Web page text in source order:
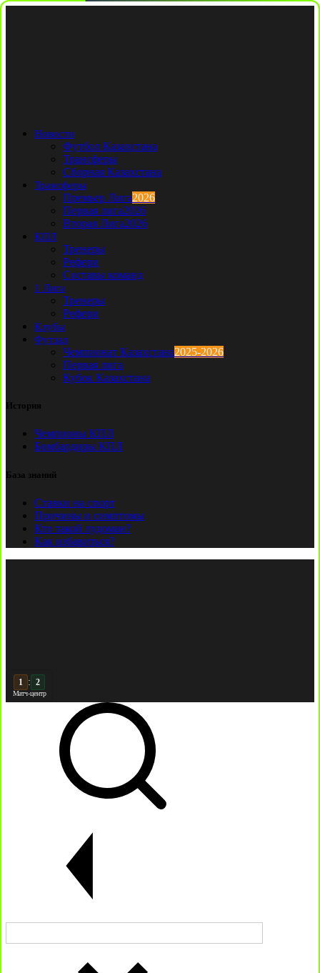
Новости
Футбол Казахстана
Трансферы
Сборная Казахстана
Трансферы
Премьер Лига2026
Первая лига2026
Вторая Лига2026
КПЛ
Тренеры
Рефери
Составы команд
1 Лига
Тренеры
Рефери
Клубы
Футзал
Чемпионат Казахстана2025-2026
Первая лига
Кубок Казахстана
История
Чемпионы КПЛ
Бомбардиры КПЛ
База знаний
Ставки на спорт
Причины и симптомы
Кто такой лудоман?
Как избавиться?
2 : 2
Матч-центр